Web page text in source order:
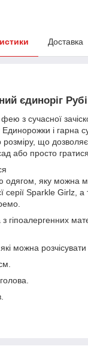
Доставка
єдиноріг Рубі
фею з сучасної
і гарна
розміру, що
або просто
одягом, яку можна
серії Sparkle Girlz,
гіпоалергенних
можна розчісувати